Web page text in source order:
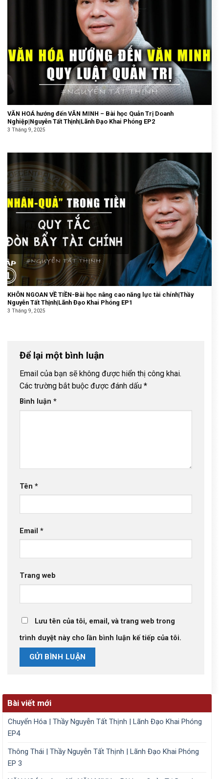
VĂN HOÁ hướng đến VĂN MINH – Bài học Quản Trị Doanh
Nghiệp|Nguyễn Tất Thịnh|Lãnh Đạo Khai Phóng EP2
3 Tháng 9, 2025
KHÔN NGOAN VỀ TIỀN-Bài học nâng cao năng lực tài chính|Thầy
Nguyễn Tất Thịnh|Lãnh Đạo Khai Phóng EP1
3 Tháng 9, 2025
Để lại một bình luận
Email của bạn sẽ không được hiển thị công khai.
Các trường bắt buộc được đánh dấu *
Bình luận *
Tên *
Email *
Trang web
Lưu tên của tôi, email, và trang web trong
trình duyệt này cho lần bình luận kế tiếp của tôi.
Bài viết mới
Chuyển Hóa | Thầy Nguyễn Tất Thịnh | Lãnh Đạo Khai Phóng
EP4
Thông Thái | Thầy Nguyễn Tất Thịnh | Lãnh Đạo Khai Phóng
EP 3